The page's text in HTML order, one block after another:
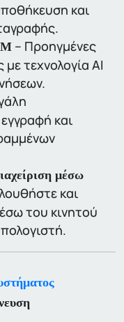
και
– Προηγμένες
τεχνολογία AI
και
μέσω
και
του κινητού